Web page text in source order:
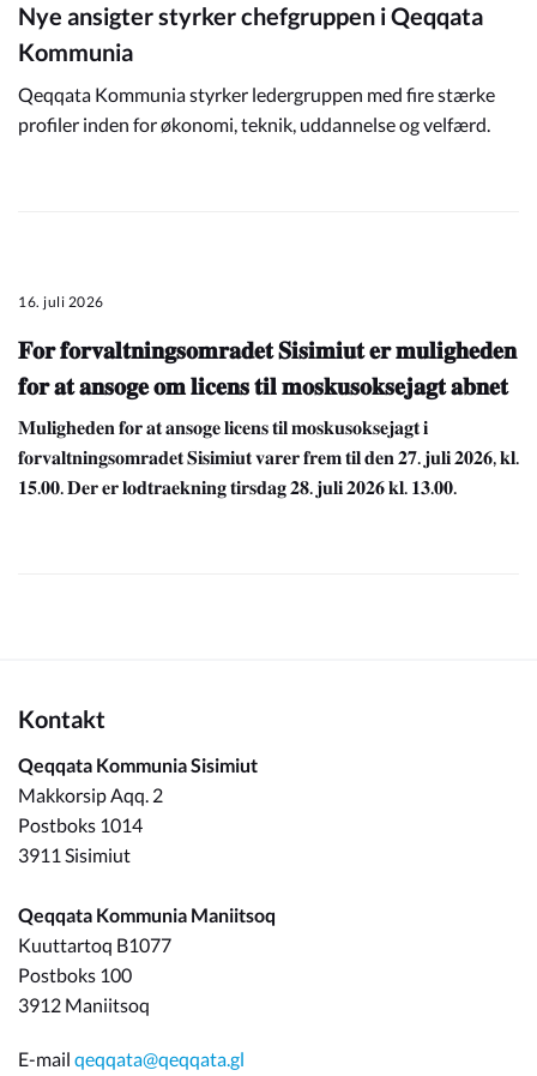
Nye ansigter styrker chefgruppen i Qeqqata
Kommunia
Qeqqata Kommunia styrker ledergruppen med fire stærke
profiler inden for økonomi, teknik, uddannelse og velfærd.
16. juli 2026
𝐅𝐨𝐫 𝐟𝐨𝐫𝐯𝐚𝐥𝐭𝐧𝐢𝐧𝐠𝐬𝐨𝐦𝐫𝐚𝐝𝐞𝐭 𝐒𝐢𝐬𝐢𝐦𝐢𝐮𝐭 𝐞𝐫 𝐦𝐮𝐥𝐢𝐠𝐡𝐞𝐝𝐞𝐧
𝐟𝐨𝐫 𝐚𝐭 𝐚𝐧𝐬𝐨𝐠𝐞 𝐨𝐦 𝐥𝐢𝐜𝐞𝐧𝐬 𝐭𝐢𝐥 𝐦𝐨𝐬𝐤𝐮𝐬𝐨𝐤𝐬𝐞𝐣𝐚𝐠𝐭 𝐚𝐛𝐧𝐞𝐭
𝐌𝐮𝐥𝐢𝐠𝐡𝐞𝐝𝐞𝐧 𝐟𝐨𝐫 𝐚𝐭 𝐚𝐧𝐬𝐨𝐠𝐞 𝐥𝐢𝐜𝐞𝐧𝐬 𝐭𝐢𝐥 𝐦𝐨𝐬𝐤𝐮𝐬𝐨𝐤𝐬𝐞𝐣𝐚𝐠𝐭 𝐢
𝐟𝐨𝐫𝐯𝐚𝐥𝐭𝐧𝐢𝐧𝐠𝐬𝐨𝐦𝐫𝐚𝐝𝐞𝐭 𝐒𝐢𝐬𝐢𝐦𝐢𝐮𝐭 𝐯𝐚𝐫𝐞𝐫 𝐟𝐫𝐞𝐦 𝐭𝐢𝐥 𝐝𝐞𝐧 𝟐𝟕. 𝐣𝐮𝐥𝐢 𝟐𝟎𝟐𝟔, 𝐤𝐥.
𝟏𝟓.𝟎𝟎. 𝐃𝐞𝐫 𝐞𝐫 𝐥𝐨𝐝𝐭𝐫𝐚𝐞𝐤𝐧𝐢𝐧𝐠 𝐭𝐢𝐫𝐬𝐝𝐚𝐠 𝟐𝟖. 𝐣𝐮𝐥𝐢 𝟐𝟎𝟐𝟔 𝐤𝐥. 𝟏𝟑.𝟎𝟎.
Kontakt
Qeqqata Kommunia Sisimiut
Makkorsip Aqq. 2
Postboks 1014
3911 Sisimiut
Qeqqata Kommunia Maniitsoq
Kuuttartoq B1077
Postboks 100
3912 Maniitsoq
E-mail qeqqata@qeqqata.gl